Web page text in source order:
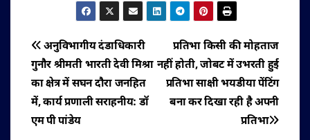
पोस्ट
नेविगेशन
प्रतिभा किसी की मोहताज
नहीं होती, जोबट में उभरती हुई
प्रतिभा साक्षी भयडीया पेंटिंग
बना कर दिखा रही है अपनी
प्रतिभा
अनुविभागीय दंडाधिकारी
गुनौर श्रीमती भारती देवी मिश्रा
का क्षेत्र में सघन दौरा जनहित
में, कार्य प्रणाली सराहनीय: डॉ
एम पी पांडेय